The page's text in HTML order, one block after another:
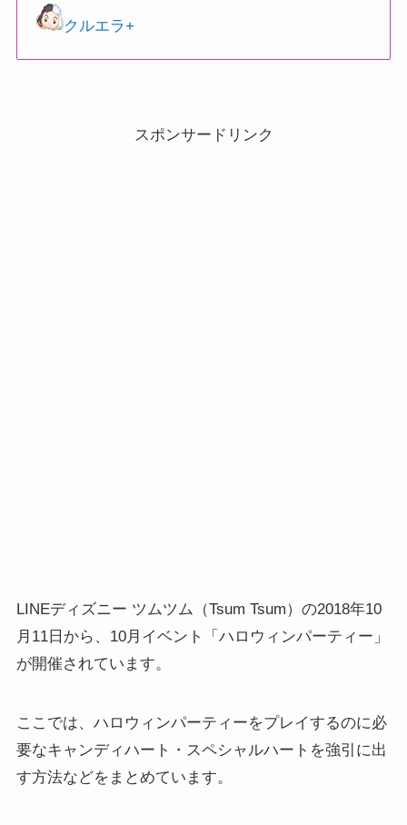
クルエラ+
スポンサードリンク
LINEディズニー ツムツム（Tsum Tsum）の2018年10
月11日から、10月イベント「ハロウィンパーティー」
が開催されています。
ここでは、ハロウィンパーティーをプレイするのに必
要なキャンディハート・スペシャルハートを強引に出
す方法などをまとめています。